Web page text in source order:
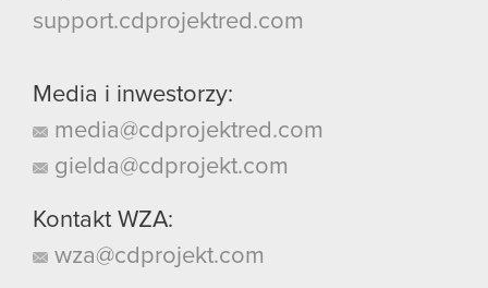
support.cdprojektred.com
Media i inwestorzy:
media@cdprojektred.com
gielda@cdprojekt.com
Kontakt WZA:
wza@cdprojekt.com